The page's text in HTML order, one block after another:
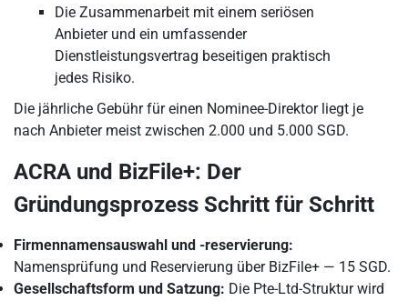
Die Zusammenarbeit mit einem seriösen
Anbieter und ein umfassender
Dienstleistungsvertrag beseitigen praktisch
jedes Risiko.
Die jährliche Gebühr für einen Nominee-Direktor liegt je
nach Anbieter meist zwischen 2.000 und 5.000 SGD.
ACRA und BizFile+: Der
Gründungsprozess Schritt für Schritt
Firmennamensauswahl und -reservierung:
Namensprüfung und Reservierung über BizFile+ — 15 SGD.
Gesellschaftsform und Satzung: Die Pte-Ltd-Struktur wird